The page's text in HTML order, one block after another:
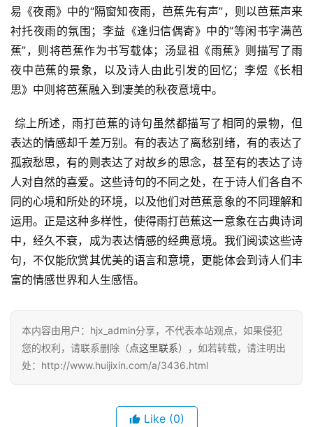
易《夜雨》中的“隔窗知夜雨，芭蕉先有声”，则以芭蕉声来
衬托夜雨的氛围；李益《逢归信偶寄》中的“等闲书字满芭
蕉”，则将芭蕉作为书写载体；汤显祖《雨蕉》则描写了雨
夜中芭蕉的景象，以及诗人由此引发的回忆；李煜《长相
思》中则将芭蕉融入到凄美的秋夜意境中。
表达的情感却千差万别。有的表达了离愁别绪，有的表达了
孤寂愁思，有的则表达了对故乡的思念，甚至有的表达了诗
人对自然的喜爱。这些诗句的不同之处，在于诗人们各自不
同的心境和所处的环境，以及他们对芭蕉意象的不同理解和
运用。正是这种多样性，使得雨打芭蕉这一意象在古典诗词
中，经久不衰，成为表达情感的经典意境。我们阅读这些诗
句，不仅能欣赏其优美的语言和意境，更能体会到诗人们丰
富的情感世界和人生感悟。
本内容由用户：hjx_admin分享，不代表本站观点，如果侵犯
您的权利，请联系删除（点这里联系），如若转载，请注明出
处：http://www.huijixin.com/a/3436.html
Like (0)